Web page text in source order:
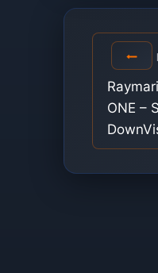
Post
ONE –